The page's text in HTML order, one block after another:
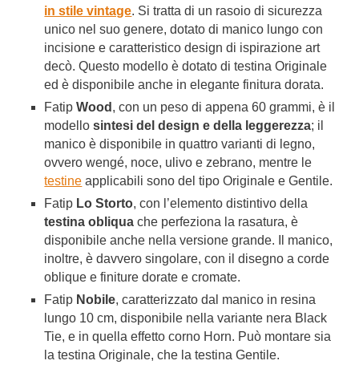
in stile vintage. Si tratta di un rasoio di sicurezza
unico nel suo genere, dotato di manico lungo con
incisione e caratteristico design di ispirazione art
decò. Questo modello è dotato di testina Originale
ed è disponibile anche in elegante finitura dorata.
FatipWood , con un peso di appena 60 grammi, è il
modellosintesi del design e della leggerezza; il
manico è disponibile in quattro varianti di legno,
ovvero wengé, noce, ulivo e zebrano, mentre le
testine applicabili sono del tipo Originale e Gentile.
Fatip Lo Storto, con l’elemento distintivo della
testina obliqua che perfeziona la rasatura, è
disponibile anche nella versione grande. Il manico,
inoltre, è davvero singolare, con il disegno a corde
oblique e finiture dorate e cromate.
Fatip Nobile, caratterizzato dal manico in resina
lungo 10 cm, disponibile nella variante nera Black
Tie, e in quella effetto corno Horn. Può montare sia
la testina Originale, che la testina Gentile.